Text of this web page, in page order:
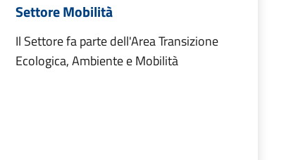
Settore Mobilità
Il Settore fa parte dell'Area Transizione
Ecologica, Ambiente e Mobilità